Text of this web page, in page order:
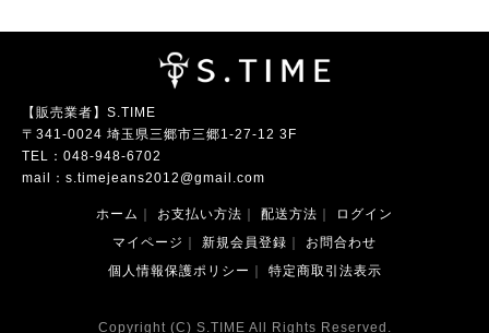
【販売業者】S.TIME
〒341-0024 埼玉県三郷市三郷1-27-12 3F
TEL： 048-948-6702
mail： s.timejeans2012@gmail.com
ホーム お支払い方法 配送方法
ログイン
マイページ
新規会員登録
お問合わせ
個人情報保護ポリシー
特定商取引法表示
Copyright (C) S.TIME All Rights Reserved.